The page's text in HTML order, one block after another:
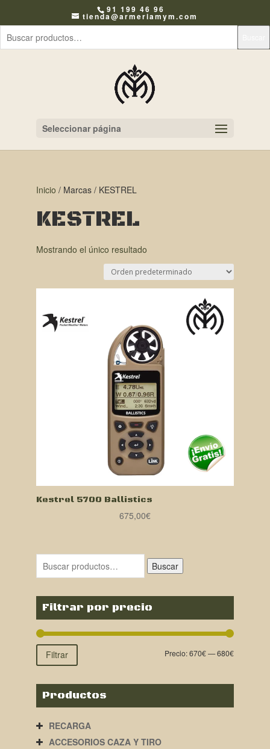
91 199 46 96
tienda@armeriamym.com
Seleccionar página
Inicio / Marcas / KESTREL
KESTREL
Mostrando el único resultado
Kestrel 5700 Ballistics
675,00€
Buscar
Filtrar por precio
Filtrar Precio:670€—680€
Productos
RECARGA
ACCESORIOS CAZA Y TIRO